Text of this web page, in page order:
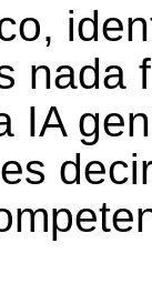
nada
IA